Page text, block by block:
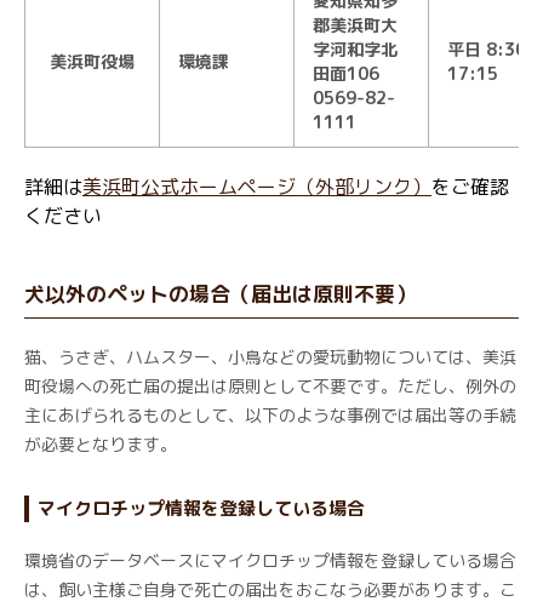
美浜町役場 環境課
郡美浜町大
字河和字北
田面106
0569-82-
1111
平日 8:30～
17:15
詳細は美浜町公式ホームページ（外部リンク） をご確認
ください
犬以外のペットの場合（届出は原則不要）
猫、うさぎ、ハムスター、小鳥などの愛玩動物については、美浜
町役場への死亡届の提出は原則として不要です。ただし、例外の
主にあげられるものとして、以下のような事例では届出等の手続
が必要となります。
マイクロチップ情報を登録している場合
環境省のデータベースにマイクロチップ情報を登録している場合
は、飼い主様ご自身で死亡の届出をおこなう必要があります。こ